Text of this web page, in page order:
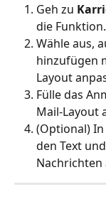
Geh zu
die Funktion.
Wähle aus,
hinzufügen
Layout
Fülle das
Mail-Layout
(Optional)
den Text
Nachrichten